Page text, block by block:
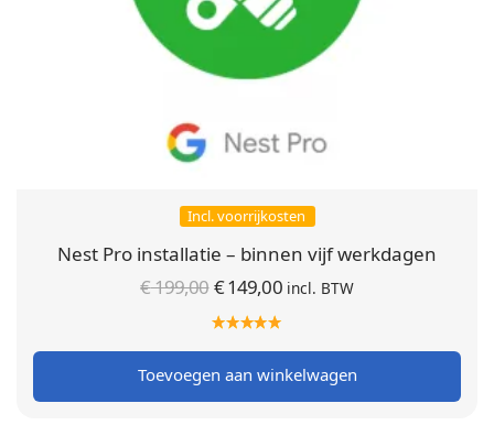
Incl. voorrijkosten
Nest Pro installatie – binnen vijf werkdagen
€199,00Oorspronkelijke
prijs was:
€ 199,00.
€149,00 Huidige
€ 149,00.
incl. BTW
Toevoegen aan winkelwagen